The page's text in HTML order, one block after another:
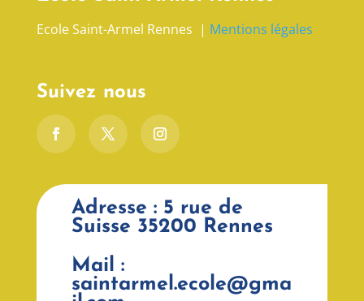
Ecole Saint-Armel Rennes | Mentions légales
Suivez nous
Adresse : 5 rue de
Suisse 35200 Rennes
Mail :
saintarmel.ecole@gma